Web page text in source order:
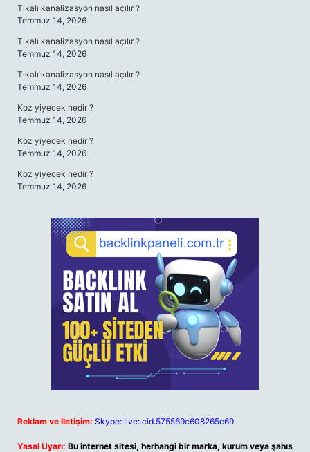
Tıkalı kanalizasyon nasıl açılır ?
Temmuz 14, 2026
Tıkalı kanalizasyon nasıl açılır ?
Temmuz 14, 2026
Tıkalı kanalizasyon nasıl açılır ?
Temmuz 14, 2026
Koz yiyecek nedir ?
Temmuz 14, 2026
Koz yiyecek nedir ?
Temmuz 14, 2026
Koz yiyecek nedir ?
Temmuz 14, 2026
Reklam ve İletişim: Skype: live:.cid.575569c608265c69
Yasal Uyarı: Bu internet sitesi, herhangi bir marka, kurum veya şahıs